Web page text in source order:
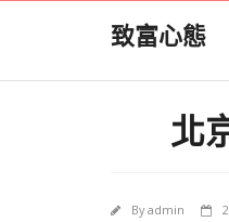
致富心態
北
Byadmin